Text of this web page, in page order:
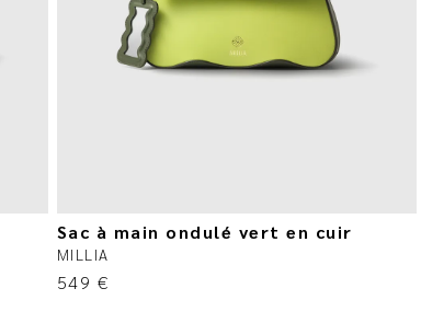
Sac à main ondulé vert en cuir
MILLIA
549 €